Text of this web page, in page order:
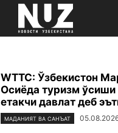
WTTC: Ўзбекистон
Осиёда туризм ўсиши
етакчи давлат деб
МАДАНИЯТ ВА САНЪАТ